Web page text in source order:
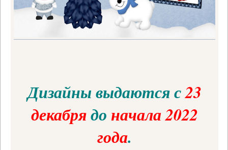
Дизайны выдаются с23
декабрядо начала 2022
года.